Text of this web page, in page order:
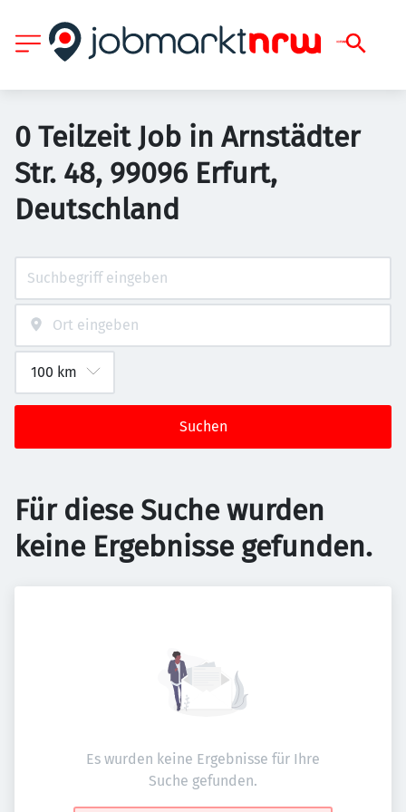
0 Teilzeit Job in Arnstädter
Str. 48, 99096 Erfurt,
Deutschland
Suchen
Für diese Suche wurden
keine Ergebnisse gefunden.
Es wurden keine Ergebnisse für Ihre
Suche gefunden.